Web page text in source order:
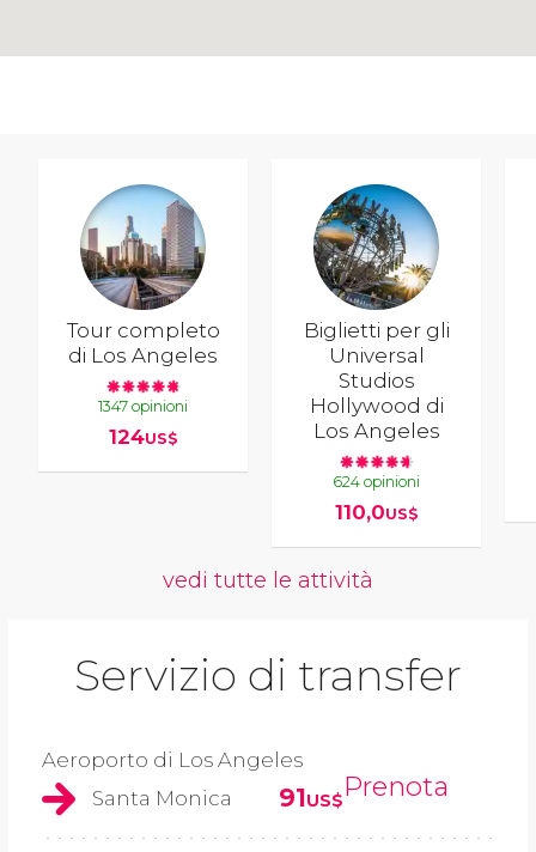
Tour completo
di Los Angeles
1347 opinioni
124US$
Biglietti per gli
Universal
Studios
Hollywood di
Los Angeles
624 opinioni
110,0US$
vedi tutte le attività
Servizio di transfer
Aeroporto di Los Angeles
Santa Monica
91US$Prenota